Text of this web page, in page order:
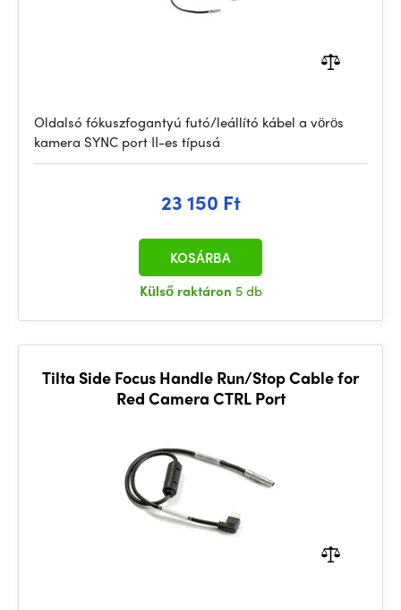
Oldalsó fókuszfogantyú futó/leállító kábel a vörös
kamera SYNC port II-es típusá
23 150 Ft
Külső raktáron 5 db
KOSÁRBA
Tilta Side Focus Handle Run/Stop Cable for
Red Camera CTRL Port